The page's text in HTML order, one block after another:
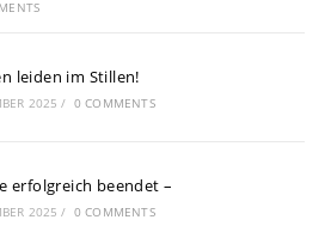
leiden im Stillen!
2025 / 0 COMMENTS
erfolgreich beendet –
2025 / 0 COMMENTS